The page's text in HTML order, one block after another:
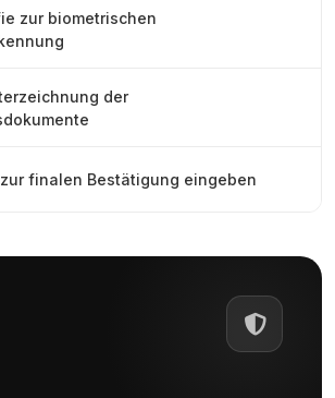
zur biometrischen
der
finalen Bestätigung eingeben